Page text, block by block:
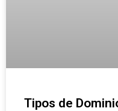
Tipos de